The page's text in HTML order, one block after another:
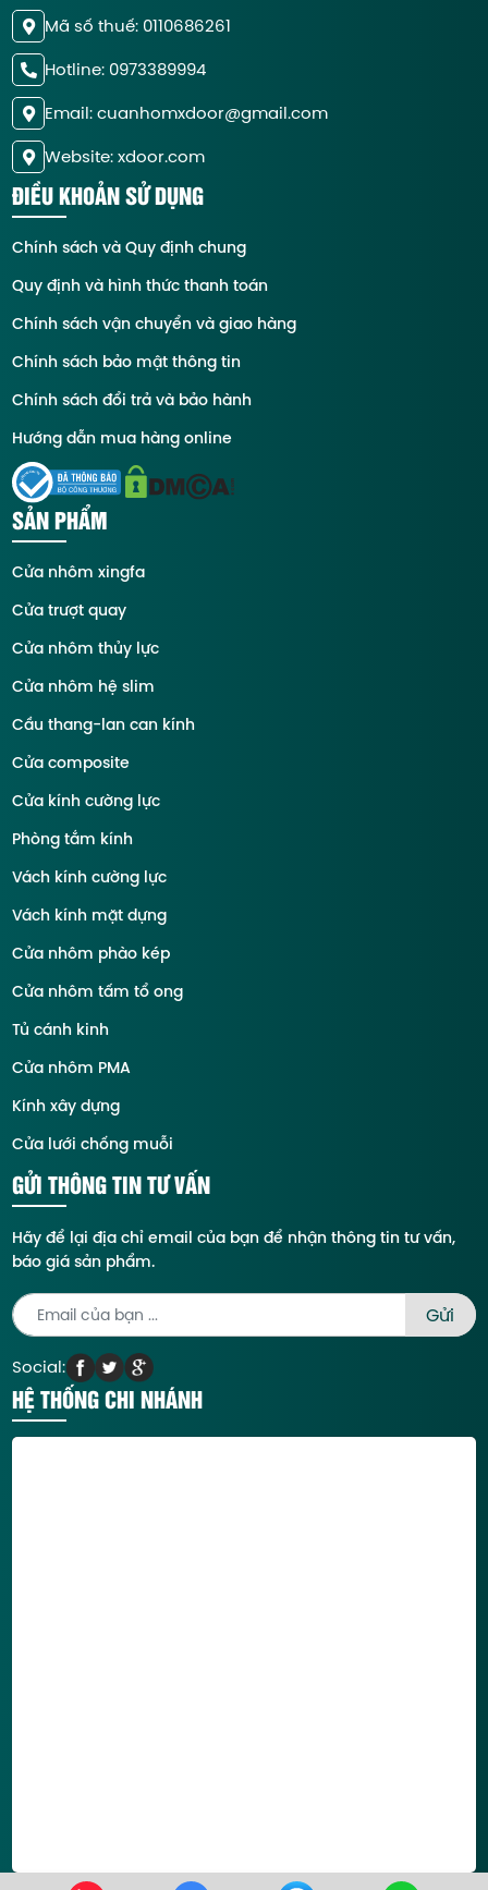
Mã số thuế: 0110686261
Hotline: 0973389994
Email: cuanhomxdoor@gmail.com
Website: xdoor.com
ĐIỀU KHOẢN SỬ DỤNG
Chính sách và Quy định chung
Quy định và hình thức thanh toán
Chính sách vận chuyển và giao hàng
Chính sách bảo mật thông tin
Chính sách đổi trả và bảo hành
Hướng dẫn mua hàng online
SẢN PHẨM
Cửa nhôm xingfa
Cửa trượt quay
Cửa nhôm thủy lực
Cửa nhôm hệ slim
Cầu thang-lan can kính
Cửa composite
Cửa kính cường lực
Phòng tắm kính
Vách kính cường lực
Vách kính mặt dựng
Cửa nhôm phào kép
Cửa nhôm tấm tổ ong
Tủ cánh kinh
Cửa nhôm PMA
Kính xây dựng
Cửa lưới chống muỗi
GỬI THÔNG TIN TƯ VẤN
Hãy để lại địa chỉ email của bạn để nhận thông tin tư vấn,
báo giá sản phẩm.
Social:
HỆ THỐNG CHI NHÁNH